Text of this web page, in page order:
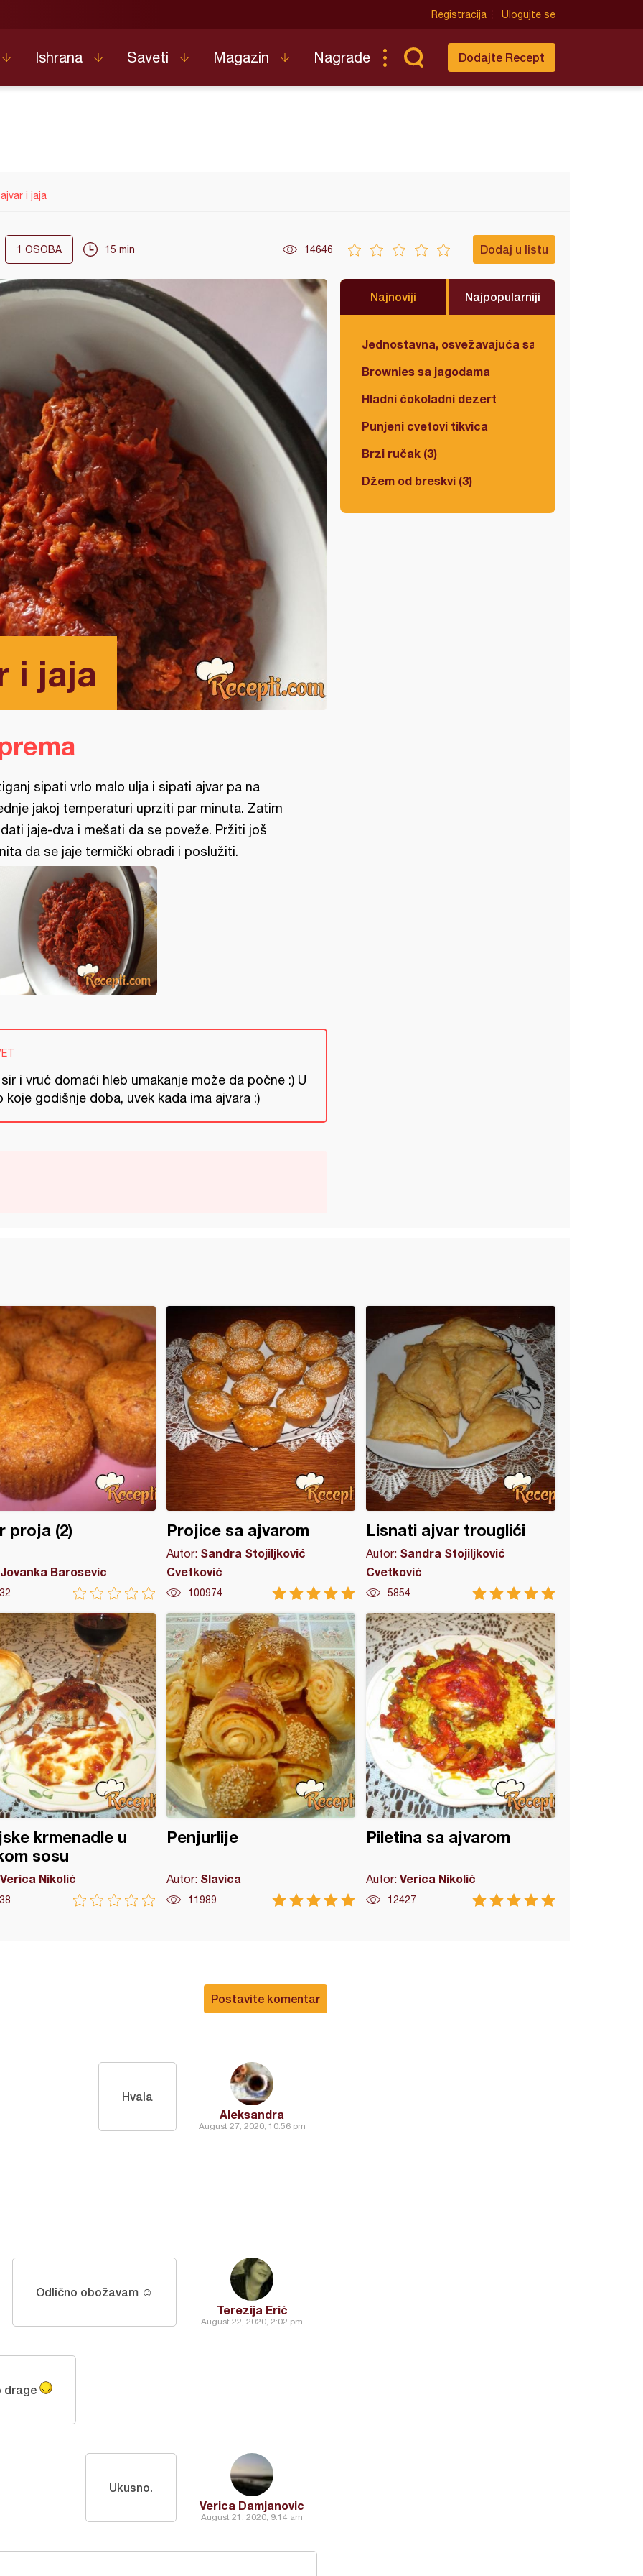
Registracija Ulogujte se
Ishrana Saveti Magazin Nagrade Dodajte Recept
i jaja
1 OSOBA 15 min 14646 Dodaj u listu
i jaja
Najnoviji Najpopularniji
Jednostavna, osvežavajuća salata
Brownies sa jagodama
Hladni čokoladni dezert
Punjeni cvetovi tikvica
Brzi ručak (3)
Džem od breskvi (3)
sipati vrlo malo ulja i sipati ajvar pa na
jakoj temperaturi uprziti par minuta. Zatim
jaje-dva i mešati da se poveže. Pržiti još
da se jaje termički obradi i poslužiti.
i vruć domaći hleb umakanje može da počne :) U
koje godišnje doba, uvek kada ima ajvara :)
proja (2)
Jovanka Barosevic
Projice sa ajvarom
Autor: Sandra Stojiljković
Cvetković
100974
Lisnati ajvar trouglići
Autor: Sandra Stojiljković
Cvetković
5854
krmenadle u
sosu
Verica Nikolić
Penjurlije
Autor: Slavica
11989
Piletina sa ajvarom
Autor:Verica Nikolić
12427
Postavite komentar
Aleksandra
August 27, 2020, 10:56 pm
Hvala
Terezija Erić
August 22, 2020, 2:02 pm
Odlično obožavam ☺
drage
Verica Damjanovic
August 21, 2020, 9:14 am
Ukusno.